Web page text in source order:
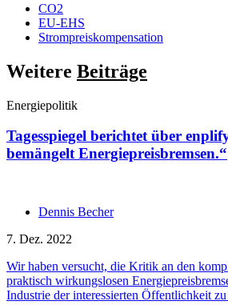
CO2
EU-EHS
Strompreiskompensation
Weitere Beiträge
Energiepolitik
Tagesspiegel berichtet über
bemängelt Energiepreisbremsen.“
Dennis Becher
7. Dez. 2022
Wir haben versucht, die Kritik an den
praktisch wirkungslosen
Industrie der interessierten Öffentlichkeit